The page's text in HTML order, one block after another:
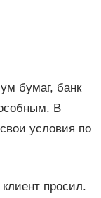
бумаг, банк
В
условия по
просил.